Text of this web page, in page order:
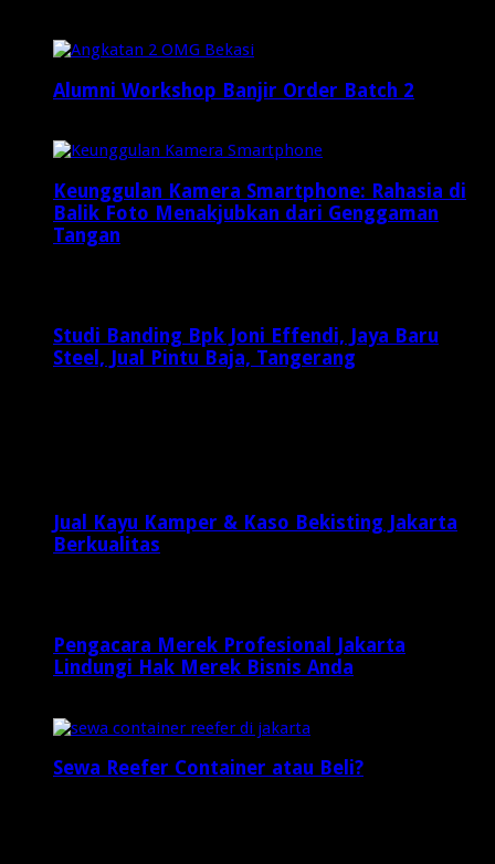
Alumni Workshop Banjir Order Batch 2
Keunggulan Kamera Smartphone: Rahasia di
Balik Foto Menakjubkan dari Genggaman
Tangan
Studi Banding Bpk Joni Effendi, Jaya Baru
Steel, Jual Pintu Baja, Tangerang
Jual Kayu Kamper & Kaso Bekisting Jakarta
Berkualitas
Pengacara Merek Profesional Jakarta
Lindungi Hak Merek Bisnis Anda
Sewa Reefer Container atau Beli?